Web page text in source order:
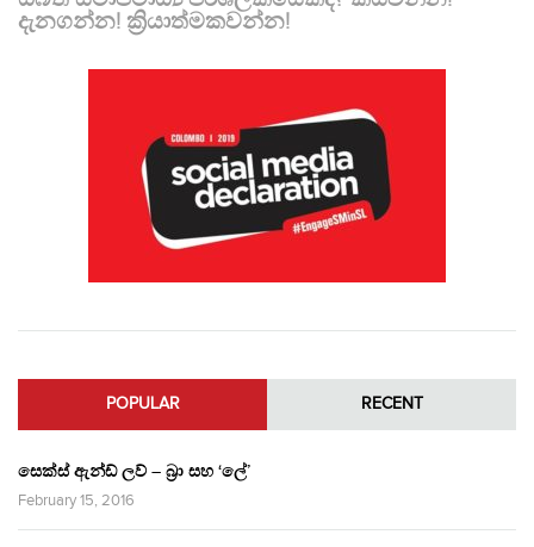
දැනගන්න! ක්‍රියාත්මකවන්න!
POPULAR RECENT
සෙක්ස් ඇන්ඩ් ලව් – බ්‍රා සහ ‘ලේ’
February 15, 2016